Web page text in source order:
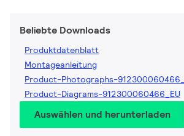
Beliebte Downloads
Produktdatenblatt
Montageanleitung
Product-Photographs-
Product-Diagrams-912300060466_EU
Auswählen und herunterladen